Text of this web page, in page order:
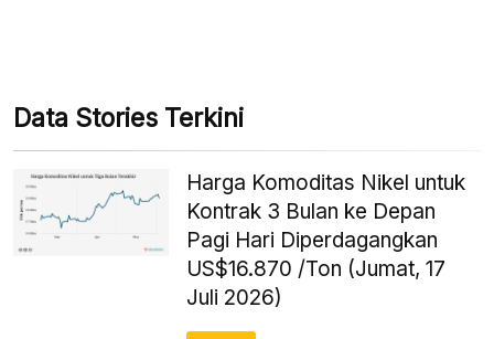
Data Stories Terkini
Harga Komoditas Nikel untuk
Kontrak 3 Bulan ke Depan
Pagi Hari Diperdagangkan
US$16.870 /Ton (Jumat, 17
Juli 2026)